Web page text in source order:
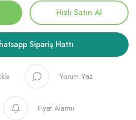
Hızlı Satın Al
Sipariş Hattı
Yorum Yaz
Fiyat Alarmı